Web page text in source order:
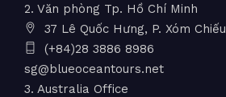
2. Văn phòng Tp. Hồ Chí Minh
37 Lê Quốc Hưng, P. Xóm
(+84)28 3886 8986
sg@blueoceantours.net
3. Australia Office